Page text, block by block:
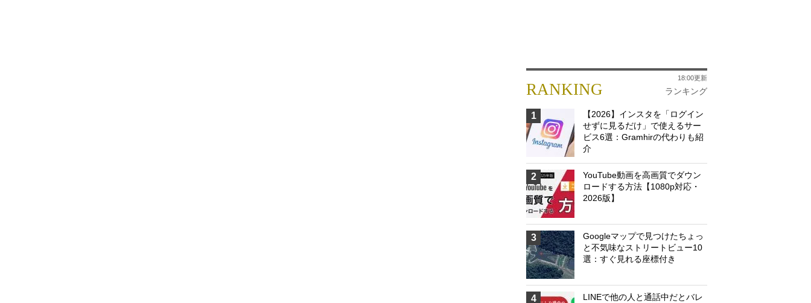
RANKING ランキング
18:00更新
1
【2026】インスタを「ログイン
せずに見るだけ」で使えるサー
ビス6選：Gramhirの代わりも紹
介
2
YouTube動画を高画質でダウン
ロードする方法【1080p対応・
2026版】
3
Googleマップで見つけたちょっ
と不気味なストリートビュー10
選：すぐ見れる座標付き
4
LINEで他の人と通話中だとバレ